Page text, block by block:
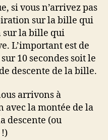
si vous n’arrivez pas
sur la bille qui
sur la bille qui
L’important est de
10 secondes soit le
descente de la bille.
arrivons à
avec la montée de la
descente (ou